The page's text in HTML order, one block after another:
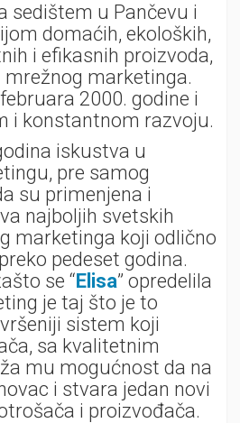
sedištem u Pančevu i
domaćih, ekoloških,
i efikasnih proizvoda,
marketinga.
2000. godine i
i konstantnom razvoju.
iskustva u
pre samog
su primenjena i
najboljih svetskih
marketinga koji odlično
pedeset godina.
se “Elisa” opredelila
je taj što je to
sistem koji
sa kvalitetnim
mu mogućnost da na
i stvara jedan novi
i proizvođača.